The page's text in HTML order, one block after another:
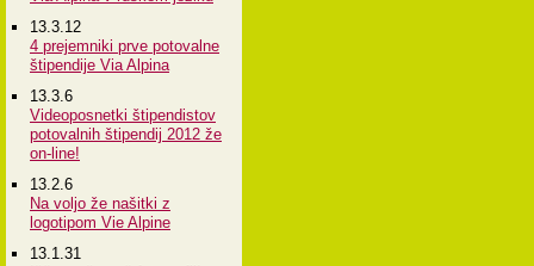
13.3.12
4 prejemniki prve potovalne
štipendije Via Alpina
13.3.6
Videoposnetki štipendistov
potovalnih štipendij 2012 že
on-line!
13.2.6
Na voljo že našitki z
logotipom Vie Alpine
13.1.31